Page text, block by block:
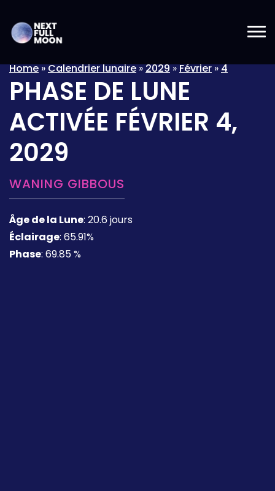
Home»Calendrier lunaire»2029»Février»4
PHASE DE LUNE
ACTIVÉE FÉVRIER 4,
2029
WANING GIBBOUS
Âge de la Lune: 20.6 jours
Éclairage: 65.91%
Phase: 69.85 %